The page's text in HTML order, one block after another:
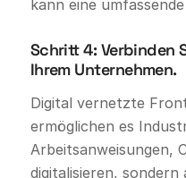
kann eine
Schritt 4: Verbinden
Ihrem Unternehmen.
Digital vernetzte
ermöglichen es
Arbeitsanweisungen,
digitalisieren, sondern